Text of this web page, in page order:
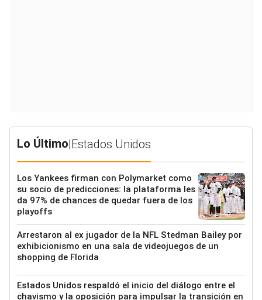
Lo Último|Estados Unidos
Los Yankees firman con Polymarket como
su socio de predicciones: la plataforma les
da 97% de chances de quedar fuera de los
playoffs
Arrestaron al ex jugador de la NFL Stedman Bailey por
exhibicionismo en una sala de videojuegos de un
shopping de Florida
Estados Unidos respaldó el inicio del diálogo entre el
chavismo y la oposición para impulsar la transición en